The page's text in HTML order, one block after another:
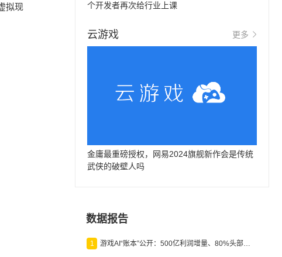
拟现
个开发者再次给行业上课
云游戏 更多
金庸最重磅授权，网易2024旗舰新作会是传统
武侠的破壁人吗
数据报告
1 游戏AI“账本”公开：500亿利润增量、80%头部入局，谁在闷声发财？